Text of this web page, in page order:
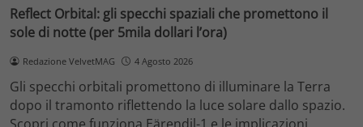
Reflect Orbital: gli specchi spaziali che promettono il
sole di notte (per 5mila dollari l’ora)
Redazione VelvetMAG 4 Agosto 2026
Gli specchi orbitali promettono di illuminare la Terra
dopo il tramonto riflettendo la luce solare dallo spazio.